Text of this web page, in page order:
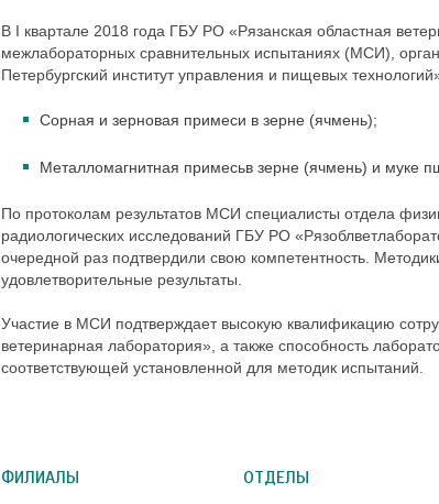
В I квартале 2018 года ГБУ РО «Рязанская областная
межлабораторных сравнительных испытаниях (МСИ) ,
Петербургский институт управления и пищевых
Сорная и зерновая примеси в зерне (ячмень);
Металломагнитная примесьв зерне (ячмень) и муке
По протоколам результатов МСИ специалисты отдела
радиологических исследований ГБУ РО
очередной раз подтвердили свою компетентность.
удовлетворительные результаты.
Участие в МСИ подтверждает высокую квалификацию
ветеринарная лаборатория», а также способность
соответствующей установленной для методик испытаний.
ФИЛИАЛЫ ОТДЕЛЫ